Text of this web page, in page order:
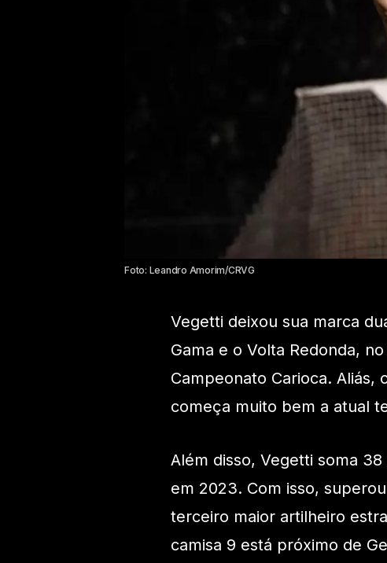
Foto: Leandro Amorim/CRVG
Vegetti deixou sua marca
Gama e o Volta Redonda,
Campeonato Carioca. Aliás,
começa muito bem a atual
Além disso, Vegetti soma
em 2023. Com isso,
terceiro maior artilheiro
camisa 9 está próximo de